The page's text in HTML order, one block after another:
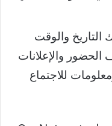
التاريخ والوقت
والإعلانات
للاجتماع